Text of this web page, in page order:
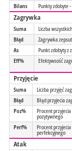
Bilans
Punkty zdobyte
Zagrywka
Suma Liczba
Błąd
Zagrywka
As
Punkt zdobyty z
Eff%
Efektywsość
Przyjęcie
Suma Liczba przyjęć
Błąd
Błąd przyjecia
Poz%
Procent przyjecia
pozytywnego
Perf%
Procent przyjecia
perfekcyjnego
Atak